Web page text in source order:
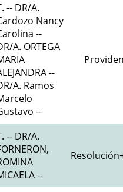
-- DR/A.
Nancy
--
A. ORTEGA
--
A. Ramos
--
-- DR/A.
--